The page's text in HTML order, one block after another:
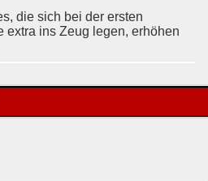
die sich bei der ersten
extra ins Zeug legen, erhöhen